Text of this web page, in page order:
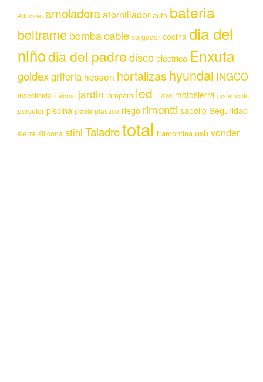
Adhesivo amoladoraatornillador auto bateria
beltramebombacable cargador cocina dia del
niñodia del padrediscoelectrica Enxuta
goldexgriferia hessen hortalizas hyundai INGCO
insecticida invierno jardin lampara led Llave motosierra pegamento
percutor piscina pistola plastico riego rimontti sapolio Seguridad
sierra silicona stihl Taladrototal tramontina usbvonder